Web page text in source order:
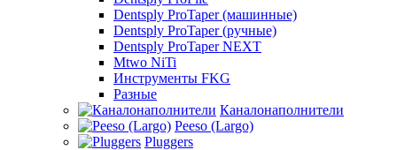
Dentsply ProTaper (машинные)
Dentsply ProTaper (ручные)
Dentsply ProTaper NEXT
Mtwo NiTi
Инструменты FKG
Разные
Каналонаполнители
Peeso (Largo)
Pluggers